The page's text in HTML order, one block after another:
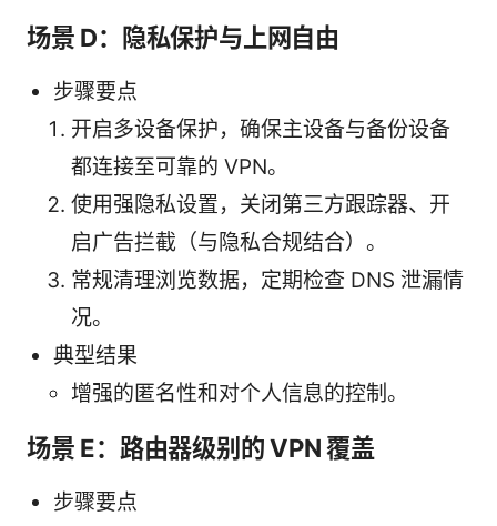
场景 D：隐私保护与上网自由
步骤要点
开启多设备保护，确保主设备与备份设备
都连接至可靠的 VPN。
使用强隐私设置，关闭第三方跟踪器、开
启广告拦截（与隐私合规结合）。
常规清理浏览数据，定期检查 DNS 泄漏情
况。
典型结果
增强的匿名性和对个人信息的控制。
场景 E：路由器级别的 VPN 覆盖
步骤要点